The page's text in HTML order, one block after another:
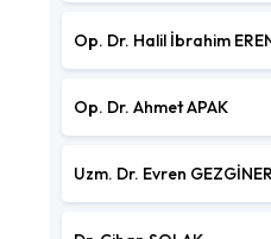
Op. Dr. Halil İbrahim
Op. Dr. Ahmet APAK
Uzm. Dr. Evren GEZGİNER